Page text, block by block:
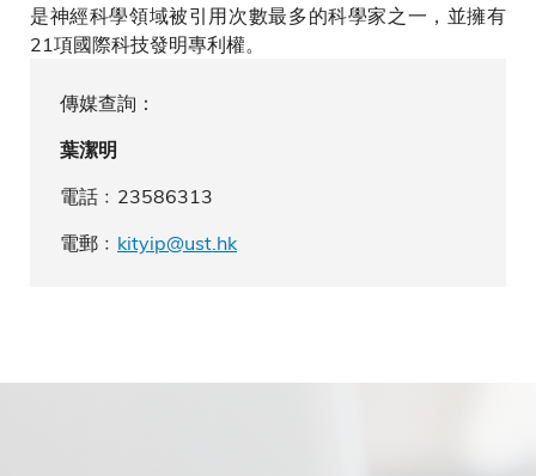
是神經科學領域被引用次數最多的科學家之一，並擁有
21項國際科技發明專利權。
傳媒查詢：
葉潔明
電話﹕23586313
電郵﹕ kityip@ust.hk